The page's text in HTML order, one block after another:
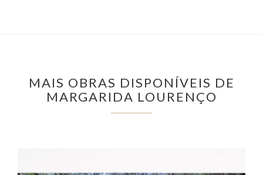
MAIS OBRAS DISPONÍVEIS DE
MARGARIDA LOURENÇO